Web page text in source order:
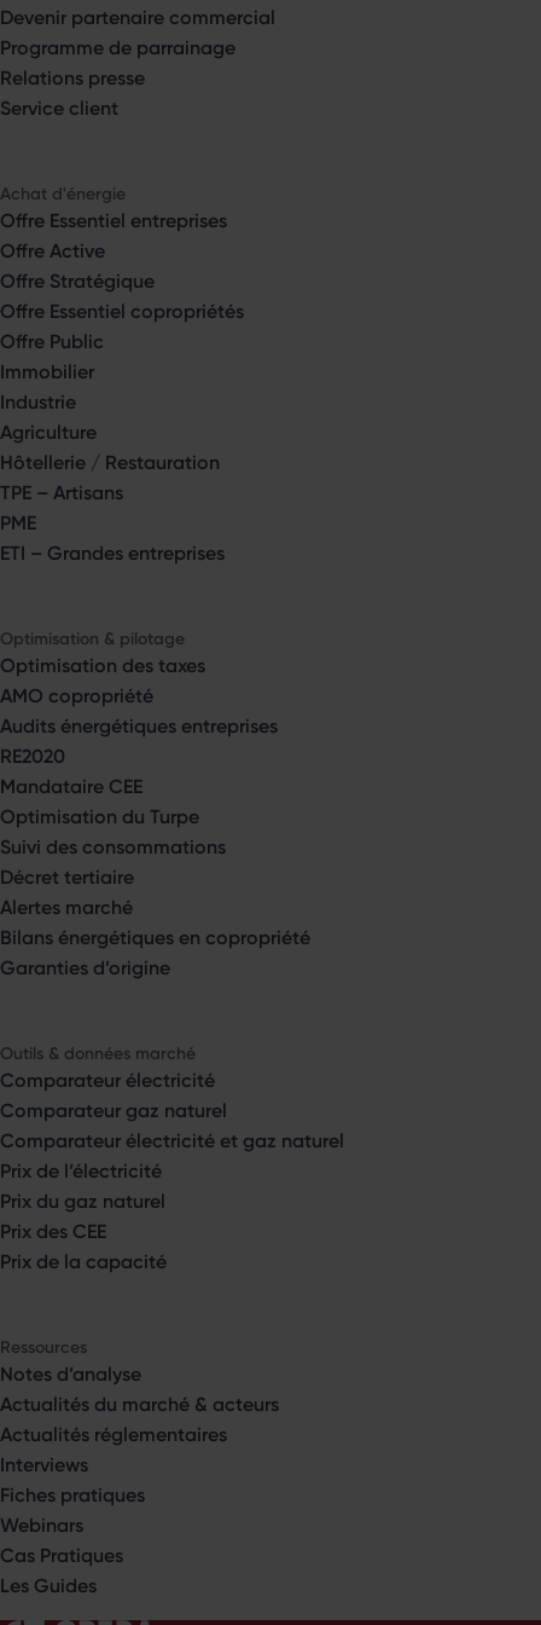
Devenir partenaire commercial
Programme de parrainage
Relations presse
Service client
Achat d'énergie
Offre Essentiel entreprises
Offre Active
Offre Stratégique
Offre Essentiel copropriétés
Offre Public
Immobilier
Industrie
Agriculture
Hôtellerie / Restauration
TPE – Artisans
PME
ETI – Grandes entreprises
Optimisation & pilotage
Optimisation des taxes
AMO copropriété
Audits énergétiques entreprises
RE2020
Mandataire CEE
Optimisation du Turpe
Suivi des consommations
Décret tertiaire
Alertes marché
Bilans énergétiques en copropriété
Garanties d’origine
Outils & données marché
Comparateur électricité
Comparateur gaz naturel
Comparateur électricité et gaz naturel
Prix de l’électricité
Prix du gaz naturel
Prix des CEE
Prix de la capacité
Ressources
Notes d’analyse
Actualités du marché & acteurs
Actualités réglementaires
Interviews
Fiches pratiques
Webinars
Cas Pratiques
Les Guides